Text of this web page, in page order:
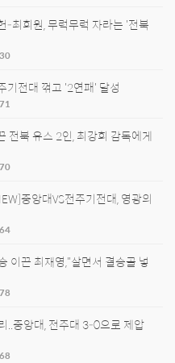
-최희원, 무럭무럭 자라는 '전북
기전대 꺾고 '2연패' 달성
전북 유스 2인, 최강희 감독에게
중앙대VS전주기전대, 영광의
이끈 최재영,"살면서 결승골 넣
..중앙대, 전주대 3-0으로 제압